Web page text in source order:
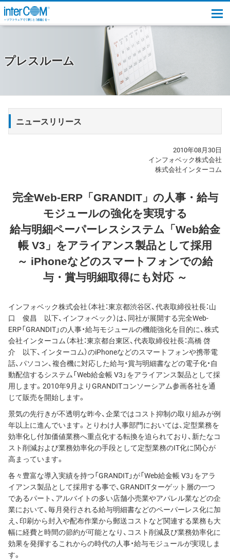
プレスルーム
ニュースリリース
2010年08月30日
インフォベック株式会社
株式会社インターコム
完全Web-ERP「GRANDIT」の人事・給与
モジュールの強化を実現する
給与明細ペーパーレスシステム「Web給金
帳 V3」をアライアンス製品として採用
～ iPhoneなどのスマートフォンでの給
与・賞与明細取得にも対応 ～
インフォベック株式会社（本社：東京都渋谷区、代表取締役社長：山
口 俊昌 以下、インフォベック）は、同社が展開する完全Web-
ERP「GRANDIT」の人事・給与モジュールの機能強化を目的に、株式
会社インターコム（本社：東京都台東区、代表取締役社長：高橋 啓
介 以下、インターコム）のiPhoneなどのスマートフォンや携帯電
話、パソコン、複合機に対応した給与・賞与明細書などの電子化・自
動配信するシステム「Web給金帳 V3」をアライアンス製品として採
用します。2010年9月よりGRANDITコンソーシアム参画各社を通
じて販売を開始します。
景気の先行きが不透明な昨今、企業ではコスト抑制の取り組みが例
年以上に進んでいます。とりわけ人事部門においては、定型業務を
効率化し付加価値業務へ重点化する転換を迫られており、新たなコ
スト削減および業務効率化の手段として定型業務のIT化に関心が
高まっています。
各々豊富な導入実績を持つ「GRANDIT」が「Web給金帳 V3」をアラ
イアンス製品として採用する事で、GRANDITターゲット層の一つ
であるパート、アルバイトの多い店舗小売業やアパレル業などの企
業において、毎月発行される給与明細書などのペーパーレス化に加
え、印刷から封入や配布作業から郵送コストなど関連する業務も大
幅に経費と時間の節約が可能となり、コスト削減及び業務効率化に
効果を発揮するこれからの時代の人事・給与モジュールが実現しま
す。